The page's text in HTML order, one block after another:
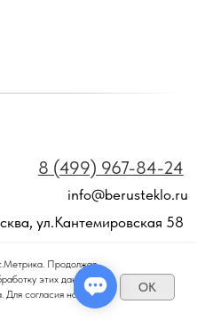
Продолжая
этих данных и
Для согласия нажмите
OK